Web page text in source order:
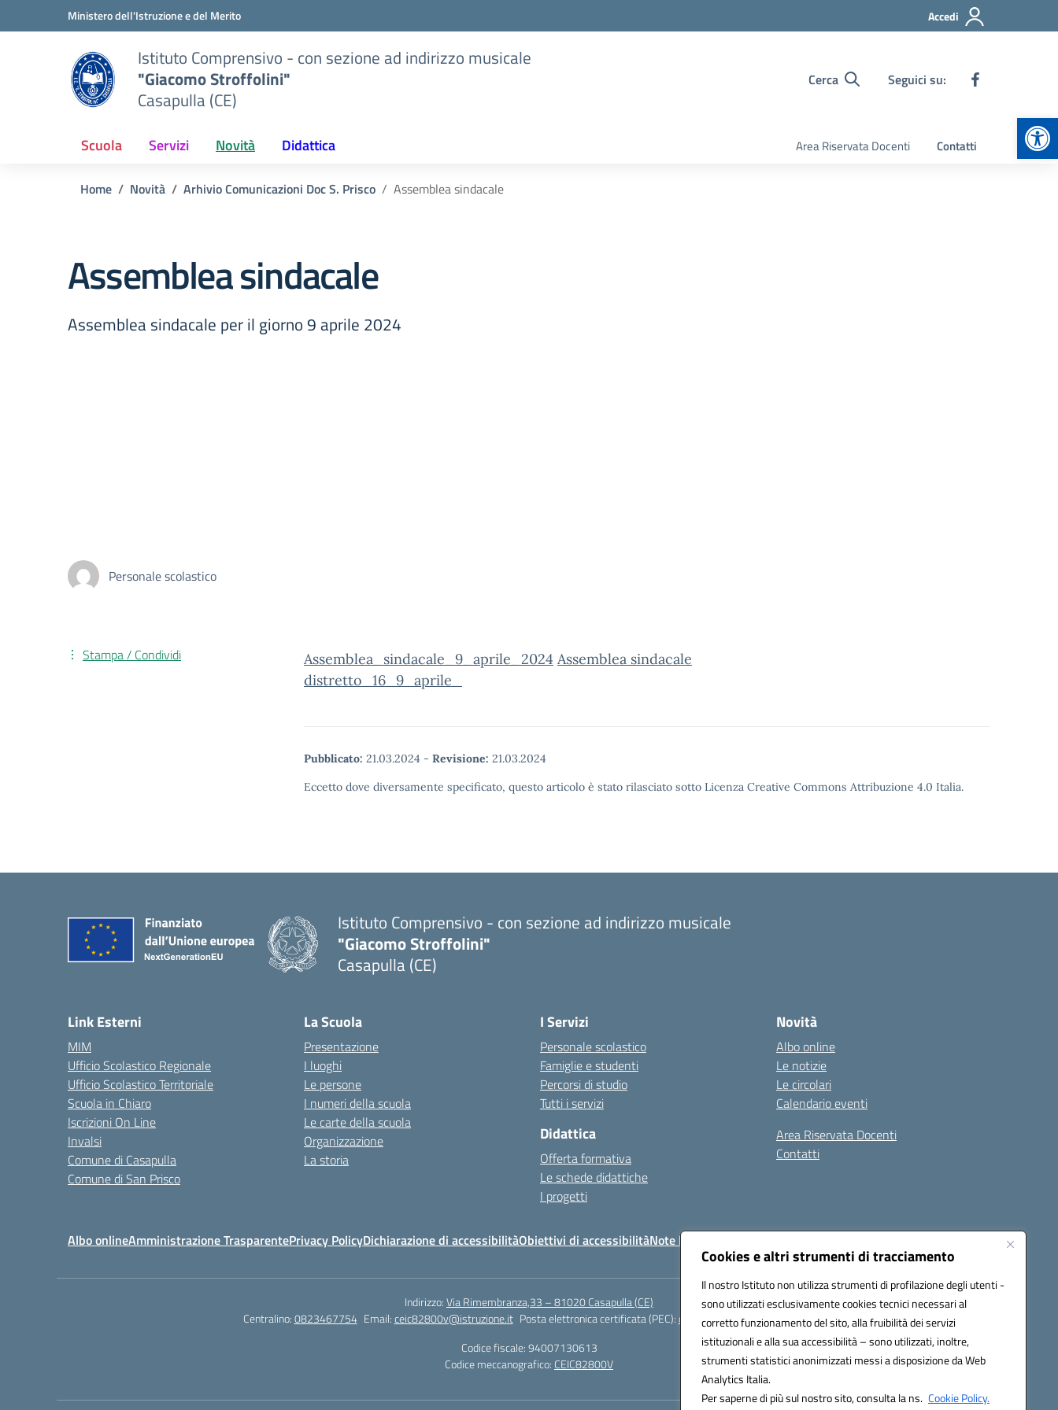
Cookies e altri strumenti di tracciamento
Il nostro Istituto non utilizza strumenti di profilazione degli utenti -
sono utilizzati esclusivamente cookies tecnici necessari al
corretto funzionamento del sito, alla fruibilità dei servizi
istituzionali e alla sua accessibilità – sono utilizzati, inoltre,
strumenti statistici anonimizzati messi a disposizione da Web
Analytics Italia.
Per saperne di più sul nostro sito, consulta la ns. Cookie Policy.
Vai ai contenuti
Vai al menu di navigazioneMinistero dell'Istruzione e del Merito Accedi
Istituto Comprensivo - con sezione ad indirizzo musicale
"Giacomo Stroffolini"
Casapulla (CE)
Cerca Seguici su:
Scuola Servizi Novità Didattica Area Riservata Docenti Contatti
Home Novità Arhivio Comunicazioni Doc S. Prisco Assemblea sindacale
Assemblea sindacale
Assemblea sindacale per il giorno 9 aprile 2024
Personale scolastico
Assemblea_sindacale_9_aprile_2024 Assemblea sindacale
distretto_16_9_aprile_
Pubblicato: 21.03.2024 - Revisione: 21.03.2024
Eccetto dove diversamente specificato, questo articolo è stato rilasciato sotto Licenza Creative Commons Attribuzione 4.0 Italia.
Stampa / Condividi
Istituto Comprensivo - con sezione ad indirizzo musicale
"Giacomo Stroffolini"
Casapulla (CE)
Link Esterni
MIM
Ufficio Scolastico Regionale
Ufficio Scolastico Territoriale
Scuola in Chiaro
Iscrizioni On Line
Invalsi
Comune di Casapulla
Comune di San Prisco
La Scuola
Presentazione
I luoghi
Le persone
I numeri della scuola
Le carte della scuola
Organizzazione
La storia
I Servizi
Personale scolastico
Famiglie e studenti
Percorsi di studio
Tutti i servizi
Didattica
Offerta formativa
Le schede didattiche
I progetti
Novità
Albo online
Le notizie
Le circolari
Calendario eventi
Area Riservata Docenti
Contatti
Albo onlineAmministrazione TrasparentePrivacy PolicyDichiarazione di accessibilitàObiettivi di accessibilitàNote legali Seguici su:
Indirizzo:Via Rimembranza,33 – 81020 Casapulla (CE)
Centralino:0823467754 Email:ceic82800v@istruzione.it Posta elettronica certificata (PEC):ceic82800v@pec.istruzione.it
Codice fiscale: 94007130613
Codice meccanografico: CEIC82800V